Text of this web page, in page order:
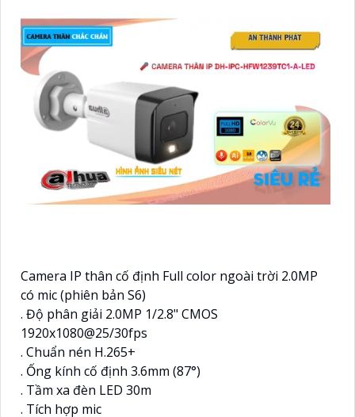
Camera IP thân cố định Full color ngoài trời 2.0MP
có mic (phiên bản S6)
. Độ phân giải 2.0MP 1/2.8" CMOS
1920x1080@25/30fps
. Chuẩn nén H.265+
. Ống kính cố định 3.6mm (87°)
. Tầm xa đèn LED 30m
. Tích hợp mic